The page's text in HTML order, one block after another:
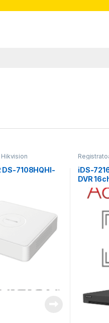
DS-7108HQHI-
iDS-
DVR